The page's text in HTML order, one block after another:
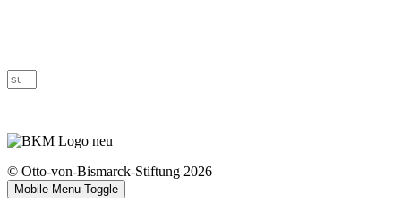
© Otto-von-Bismarck-Stiftung 2026
Mobile Menu Toggle